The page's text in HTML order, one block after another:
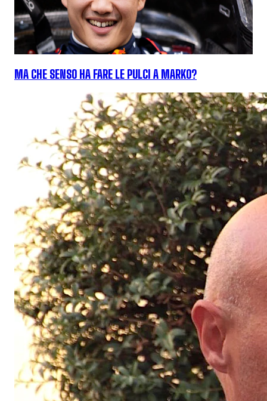
MA CHE SENSO HA FARE LE PULCI A MARKO?